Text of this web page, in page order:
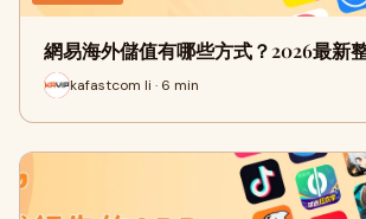
網易海外儲值有哪些方式？2026最新
kafastcom li · 6 min